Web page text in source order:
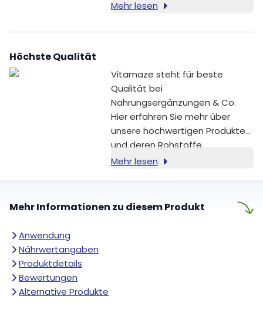
normaler Haut und normaler
zusätzlich zur Erhaltung
Mehr lesen
Höchste Qualität
Vitamaze steht für beste
Qualität bei
Nahrungsergänzungen & Co.
Hier erfahren Sie mehr über
unsere hochwertigen Produkte
und deren Rohstoffe.
Mehr lesen
Mehr Informationen zu diesem Produkt
Anwendung
Nährwertangaben
Produktdetails
Bewertungen
Alternative Produkte